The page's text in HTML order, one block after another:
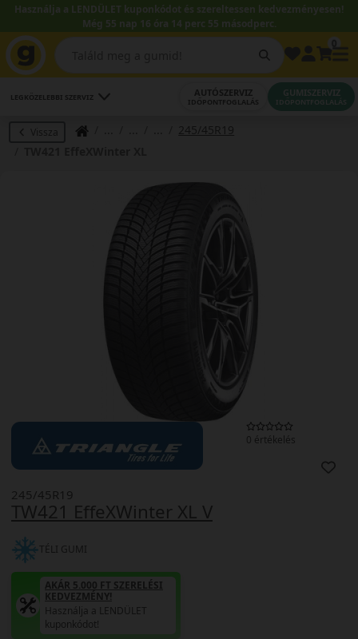
Használja a LENDÜLET kuponkódot és szereltessen kedvezményesen!
Még 55 nap 16 óra 14 perc 54 másodperc.
LEGKÖZELEBBI SZERVIZ AUTÓSZERVIZ
IDŐPONTFOGLALÁS
GUMISZERVIZ
IDŐPONTFOGLALÁS
Vissza
245/45R19
0 értékelés
TW421 EffeXWinter XL V
245/45R19
TÉLI GUMI
AKÁR 5.000 FT SZERELÉSI
KEDVEZMÉNY!
Használja a LENDÜLET
kuponkódot!